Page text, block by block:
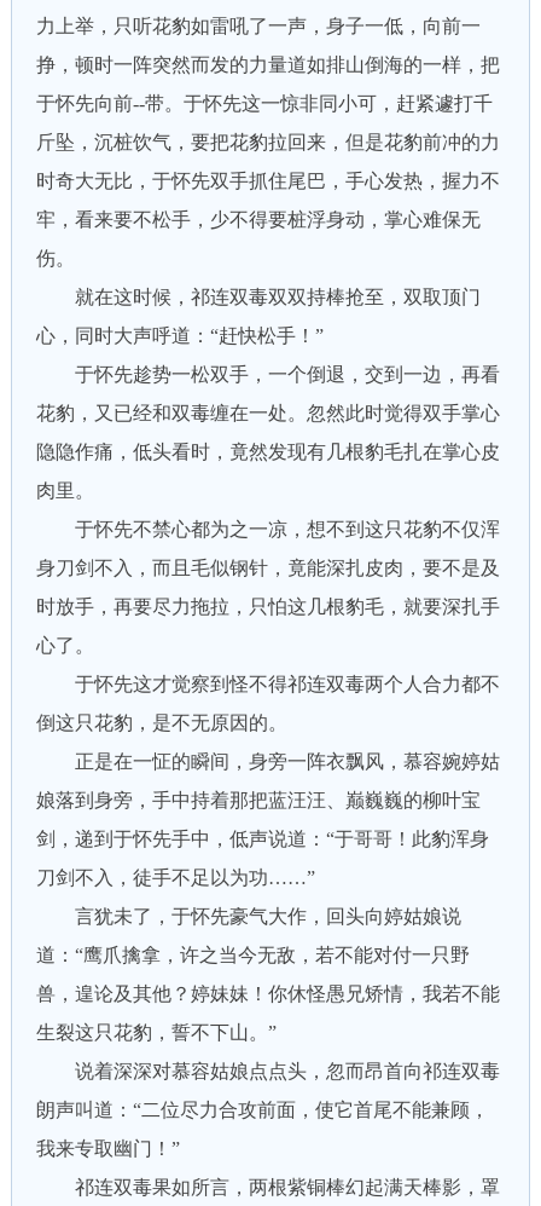
力上举，只听花豹如雷吼了一声，身子一低，向前一
挣，顿时一阵突然而发的力量道如排山倒海的一样，把
于怀先向前--带。于怀先这一惊非同小可，赶紧遽打千
斤坠，沉桩饮气，要把花豹拉回来，但是花豹前冲的力
时奇大无比，于怀先双手抓住尾巴，手心发热，握力不
牢，看来要不松手，少不得要桩浮身动，掌心难保无
伤。
就在这时候，祁连双毒双双持棒抢至，双取顶门
心，同时大声呼道：“赶快松手！”
于怀先趁势一松双手，一个倒退，交到一边，再看
花豹，又已经和双毒缠在一处。忽然此时觉得双手掌心
隐隐作痛，低头看时，竟然发现有几根豹毛扎在掌心皮
肉里。
于怀先不禁心都为之一凉，想不到这只花豹不仅浑
身刀剑不入，而且毛似钢针，竟能深扎皮肉，要不是及
时放手，再要尽力拖拉，只怕这几根豹毛，就要深扎手
心了。
于怀先这才觉察到怪不得祁连双毒两个人合力都不
倒这只花豹，是不无原因的。
正是在一怔的瞬间，身旁一阵衣飘风，慕容婉婷姑
娘落到身旁，手中持着那把蓝汪汪、巅巍巍的柳叶宝
剑，递到于怀先手中，低声说道：“于哥哥！此豹浑身
刀剑不入，徒手不足以为功……”
言犹未了，于怀先豪气大作，回头向婷姑娘说
道：“鹰爪擒拿，许之当今无敌，若不能对付一只野
兽，遑论及其他？婷妹妹！你休怪愚兄矫情，我若不能
生裂这只花豹，誓不下山。”
说着深深对慕容姑娘点点头，忽而昂首向祁连双毒
朗声叫道：“二位尽力合攻前面，使它首尾不能兼顾，
我来专取幽门！”
祁连双毒果如所言，两根紫铜棒幻起满天棒影，罩